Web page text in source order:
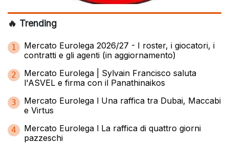
🔥 Trending
1
Mercato Eurolega 2026/27 - I roster, i giocatori, i
contratti e gli agenti (in aggiornamento)
2
Mercato Eurolega | Sylvain Francisco saluta
l'ASVEL e firma con il Panathinaikos
3
Mercato Eurolega l Una raffica tra Dubai, Maccabi
e Virtus
4
Mercato Eurolega l La raffica di quattro giorni
pazzeschi